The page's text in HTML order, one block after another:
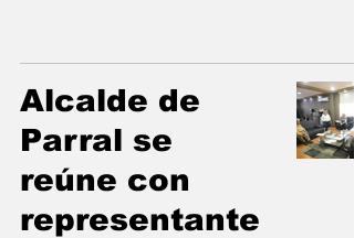
Alcalde de
Parral se
reúne con
representante